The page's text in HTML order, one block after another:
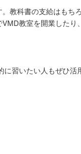
教科書の支給はもち
教室を開業したり
習いたい人もぜひ活